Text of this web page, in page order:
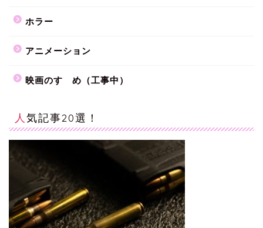
ホラー
アニメーション
映画のすゝめ（工事中）
人気記事20選！